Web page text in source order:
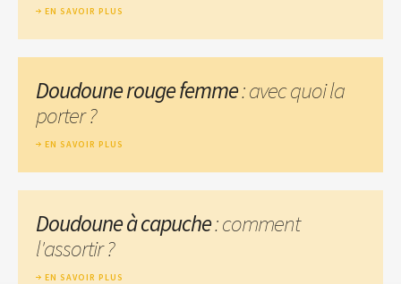
EN SAVOIR PLUS
Doudoune rouge femme: avec quoi la
porter ?
EN SAVOIR PLUS
Doudoune à capuche: comment
l'assortir ?
EN SAVOIR PLUS